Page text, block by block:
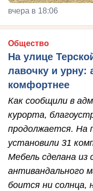
вчера в 18:06
Общество
На улице
лавочку и урну:
комфортнее
Как сообщили в
курорта,
продолжается. На
установили 31
Мебель сделана из
антивандального
боится ни солнца,